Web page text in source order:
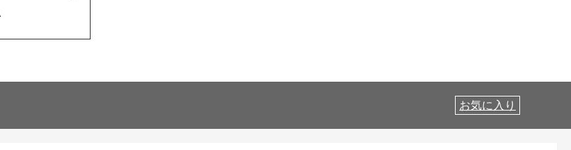
お気に入り